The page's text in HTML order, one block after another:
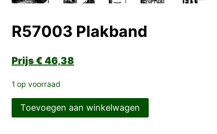
R57003 Plakband
€ 46,38
1 op voorraad
R57003
Plakband
Toevoegen aan winkelwagen